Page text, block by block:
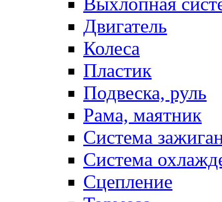
Двигатель
Колеса
Пластик
Подвеска, руль
Рама, маятник
Система
Система
Сцепление